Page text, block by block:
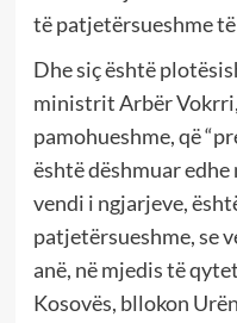
të patjetërsueshme
Dhe siç është
ministrit Arbër
pamohueshme, që
është dëshmuar
vendi i ngjarjeve,
patjetërsueshme, se
anë, në mjedis të
Kosovës, bllokon